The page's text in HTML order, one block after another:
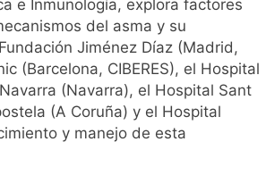
e Inmunología, explora factores
del asma y su
Jiménez Díaz (Madrid,
(Barcelona, CIBERES), el Hospital
(Navarra), el Hospital Sant
(A Coruña) y el Hospital
y manejo de esta